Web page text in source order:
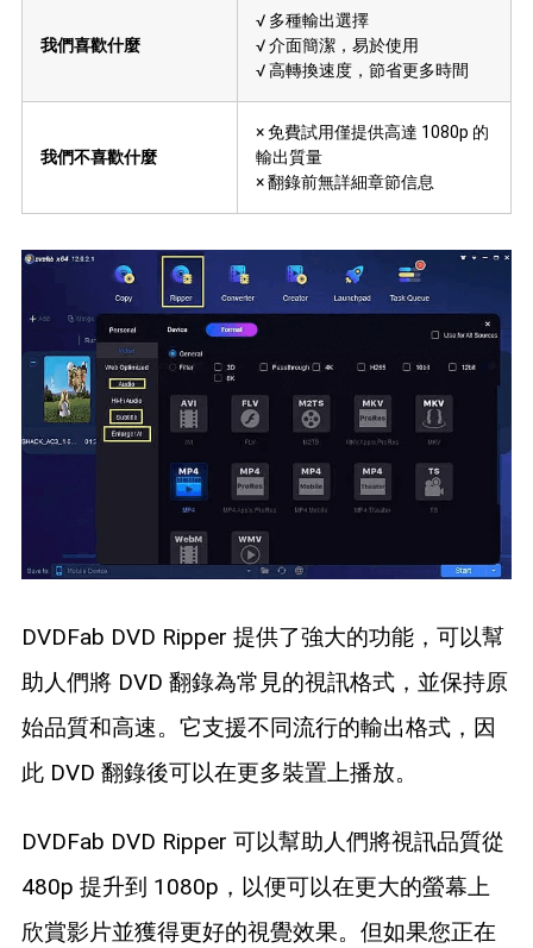
我們喜歡什麼
√ 多種輸出選擇
√ 介面簡潔，易於使用
√ 高轉換速度，節省更多時間
我們不喜歡什麼
× 免費試用僅提供高達 1080p 的
輸出質量
× 翻錄前無詳細章節信息
DVDFab DVD Ripper 提供了強大的功能，可以幫
助人們將 DVD 翻錄為常見的視訊格式，並保持原
始品質和高速。它支援不同流行的輸出格式，因
此 DVD 翻錄後可以在更多裝置上播放。
DVDFab DVD Ripper 可以幫助人們將視訊品質從
480p 提升到 1080p，以便可以在更大的螢幕上
欣賞影片並獲得更好的視覺效果。但如果您正在